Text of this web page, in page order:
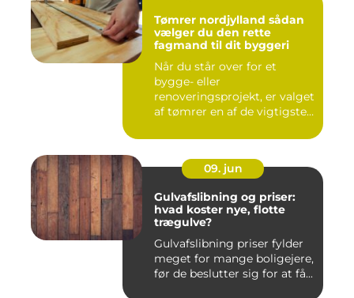
Tømrer nordjylland sådan
vælger du den rette
fagmand til dit byggeri
Når du står over for et
bygge- eller
renoveringsprojekt, er valget
af tømrer en af de vigtigste
09. jun
Gulvafslibning og priser:
hvad koster nye, flotte
trægulve?
Gulvafslibning priser fylder
meget for mange boligejere,
før de beslutter sig for at få...